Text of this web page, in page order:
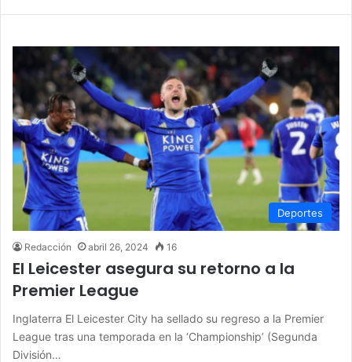
Deportes
Redacción abril 26, 2024 16
El Leicester asegura su retorno a la
Premier League
Inglaterra El Leicester City ha sellado su regreso a la Premier
League tras una temporada en la ‘Championship’ (Segunda
División…